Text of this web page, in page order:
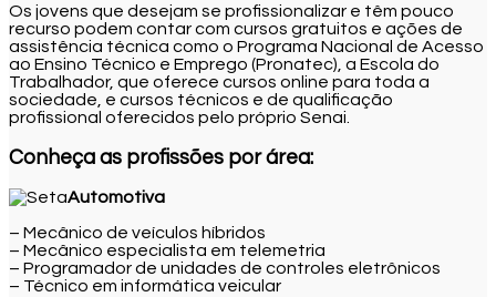
Os jovens que desejam se profissionalizar e têm pouco
recurso podem contar com cursos gratuitos e ações de
assistência técnica como o Programa Nacional de Acesso
ao Ensino Técnico e Emprego (Pronatec), a Escola do
Trabalhador, que oferece cursos online para toda a
sociedade, e cursos técnicos e de qualificação
profissional oferecidos pelo próprio Senai.
Conheça as profissões por área:
Automotiva
– Mecânico de veículos híbridos
– Mecânico especialista em telemetria
– Programador de unidades de controles eletrônicos
– Técnico em informática veicular